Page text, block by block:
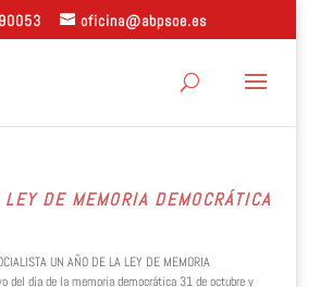
oficina@abpsoe.es
DE MEMORIA DEMOCRÁTICA
UN AÑO DE LA LEY DE MEMORIA
del día de la memoria democrática 31 de octubre y